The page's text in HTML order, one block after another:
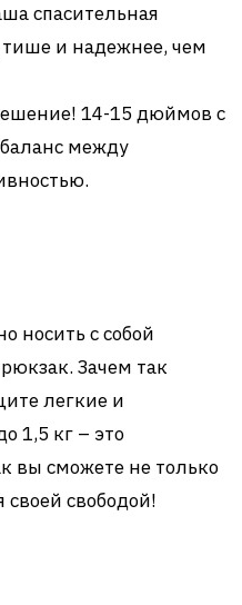
спасительная
и надежнее, чем
14-15 дюймов с
между
носить с собой
Зачем так
легкие и
1,5 кг – это
вы сможете не только
своей свободой!